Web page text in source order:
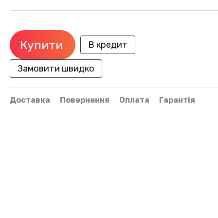
Купити В кредит
Замовити швидко
Доставка Повернення Оплата Гарантія